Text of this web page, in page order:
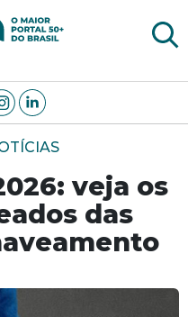
Viva Notícias
veja os
das